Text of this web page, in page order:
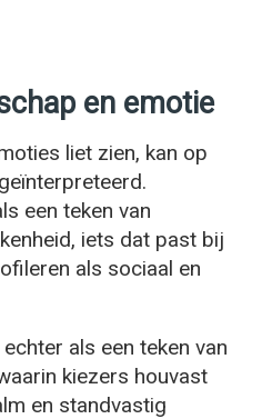
en emotie
liet zien, kan op
een teken van
iets dat past bij
als sociaal en
als een teken van
kiezers houvast
en standvastig